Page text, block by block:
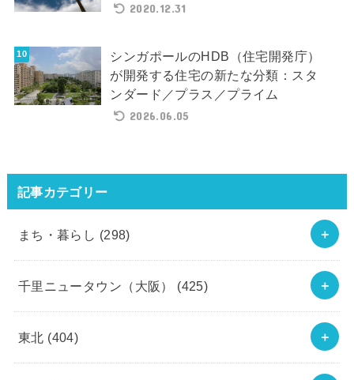
2020.12.31
シンガポールのHDB（住宅開発庁）
が開発する住宅の新たな分類：スタ
ンダード／プラス／プライム
2026.06.05
記事カテゴリー
まち・暮らし (298)
千里ニュータウン（大阪） (425)
東北 (404)